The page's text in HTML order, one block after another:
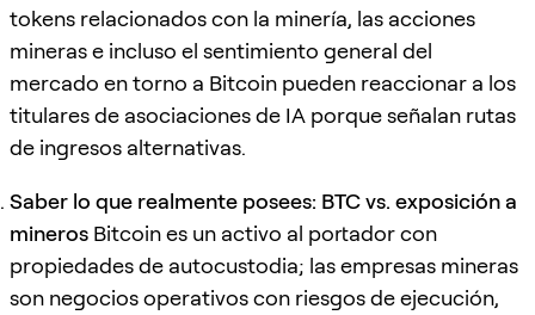
tokens relacionados con la minería, las acciones
mineras e incluso el sentimiento general del
mercado en torno a Bitcoin pueden reaccionar a los
titulares de asociaciones de IA porque señalan rutas
de ingresos alternativas.
Saber lo que realmente posees: BTC vs. exposición a
mineros Bitcoin es un activo al portador con
propiedades de autocustodia; las empresas mineras
son negocios operativos con riesgos de ejecución,